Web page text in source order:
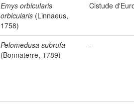
Emys orbicularis
orbicularis (Linnaeus,
1758)
Cistude
Pelomedusa subrufa
(Bonnaterre, 1789)
-